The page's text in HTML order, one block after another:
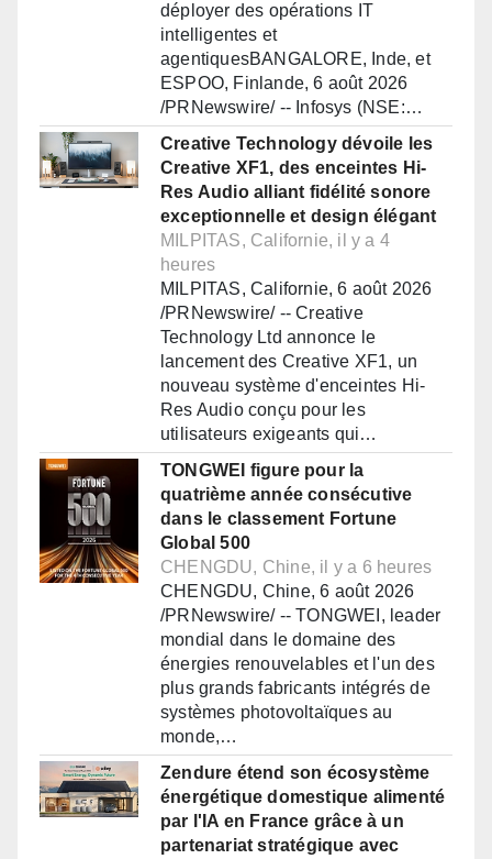
déployer des opérations IT
intelligentes et
agentiquesBANGALORE, Inde, et
ESPOO, Finlande, 6 août 2026
/PRNewswire/ -- Infosys (NSE:…
Creative Technology dévoile les
Creative XF1, des enceintes Hi-
Res Audio alliant fidélité sonore
exceptionnelle et design élégant
MILPITAS, Californie, il y a 4
heures
MILPITAS, Californie, 6 août 2026
/PRNewswire/ -- Creative
Technology Ltd annonce le
lancement des Creative XF1, un
nouveau système d'enceintes Hi-
Res Audio conçu pour les
utilisateurs exigeants qui…
TONGWEI figure pour la
quatrième année consécutive
dans le classement Fortune
Global 500
CHENGDU, Chine, il y a 6 heures
CHENGDU, Chine, 6 août 2026
/PRNewswire/ -- TONGWEI, leader
mondial dans le domaine des
énergies renouvelables et l'un des
plus grands fabricants intégrés de
systèmes photovoltaïques au
monde,…
Zendure étend son écosystème
énergétique domestique alimenté
par l'IA en France grâce à un
partenariat stratégique avec